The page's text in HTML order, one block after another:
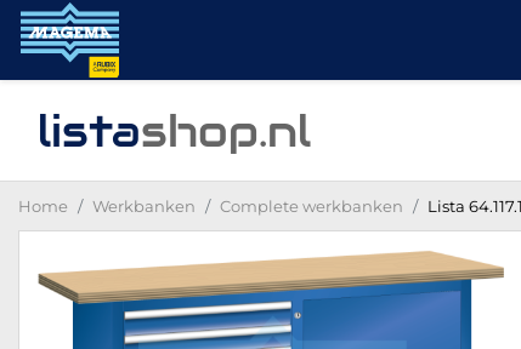
listashop.nl
Home Werkbanken Complete werkbanken Lista